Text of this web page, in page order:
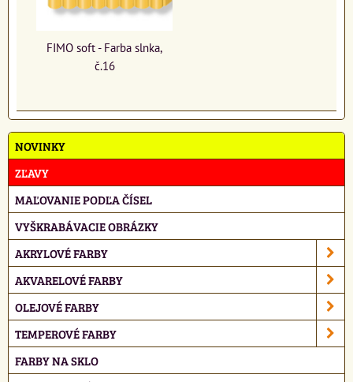
FIMO soft - Farba slnka,
č.16
NOVINKY
ZĽAVY
MAĽOVANIE PODĽA ČÍSEL
VYŠKRABÁVACIE OBRÁZKY
AKRYLOVÉ FARBY
AKVARELOVÉ FARBY
OLEJOVÉ FARBY
TEMPEROVÉ FARBY
FARBY NA SKLO